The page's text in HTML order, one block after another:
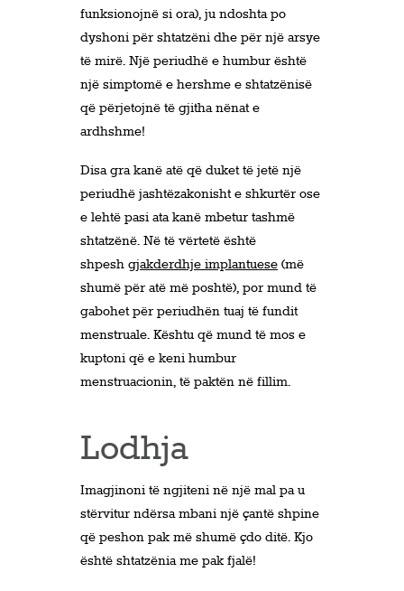
funksionojnë si ora), ju ndoshta po
dyshoni për shtatzëni dhe për një arsye
të mirë. Një periudhë e humbur është
një simptomë e hershme e shtatzënisë
që përjetojnë të gjitha nënat e
ardhshme!
Disa gra kanë atë që duket të jetë një
periudhë jashtëzakonisht e shkurtër ose
e lehtë pasi ata kanë mbetur tashmë
shtatzënë. Në të vërtetë është
shpesh gjakderdhje implantuese (më
shumë për atë më poshtë), por mund të
gabohet për periudhën tuaj të fundit
menstruale. Kështu që mund të mos e
kuptoni që e keni humbur
menstruacionin, të paktën në fillim.
Lodhja
Imagjinoni të ngjiteni në një mal pa u
stërvitur ndërsa mbani një çantë shpine
që peshon pak më shumë çdo ditë. Kjo
është shtatzënia me pak fjalë!